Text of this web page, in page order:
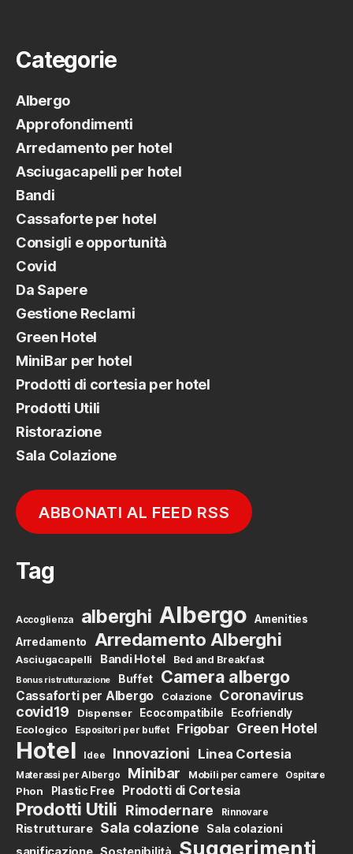
Categorie
Albergo
Approfondimenti
Arredamento per hotel
Asciugacapelli per hotel
Bandi
Cassaforte per hotel
Consigli e opportunità
Covid
Da Sapere
Gestione Reclami
Green Hotel
MiniBar per hotel
Prodotti di cortesia per hotel
Prodotti Utili
Ristorazione
Sala Colazione
ABBONATI AL FEED RSS
Tag
Accoglienza alberghi Albergo
Amenities
Arredamento
Arredamento Alberghi
Asciugacapelli Bandi Hotel Bed and Breakfast
Bonus ristrutturazione Buffet Camera albergo
Cassaforti per Albergo Colazione
Coronavirus
covid19
Dispenser Ecocompatibile
Ecofriendly
Ecologico
Espositori per buffet Frigobar Green Hotel
Hotel Idee Innovazioni Linea Cortesia
Materassi per Albergo Minibar Mobili per camere Ospitare
Phon Plastic Free Prodotti di Cortesia
Prodotti Utili Rimodernare Rinnovare
Ristrutturare Sala colazione Sala colazioni
Suggerimenti